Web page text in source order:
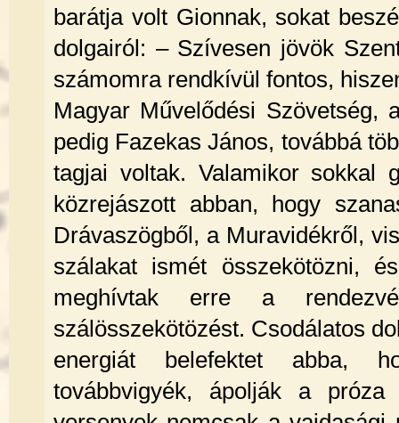
barátja volt Gionnak, sokat
dolgairól: – Szívesen jövök
számomra rendkívül fontos,
Magyar Művelődési Szövetség,
pedig Fazekas János, továbbá
tagjai voltak. Valamikor sokkal
közrejászott abban, hogy
Drávaszögből, a Muravidékről,
szálakat ismét összekötözni,
meghívtak erre a
szálösszekötözést. Csodálatos
energiát belefektet abba,
továbbvigyék, ápolják a próza